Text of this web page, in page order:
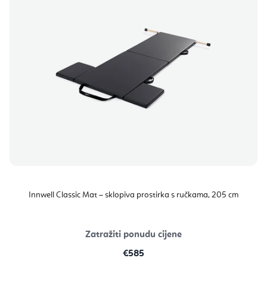
Innwell Classic Mat – sklopiva prostirka s ručkama, 205 cm
Zatražiti ponudu cijene
€585